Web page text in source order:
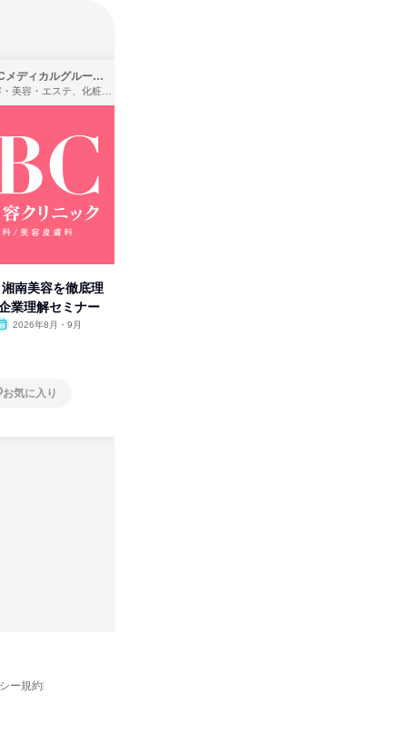
SBCメディカルグループ株式会社
理容・美容・エステ、化粧品・理美容用品小売、医療・病院
湘南美容を徹底理
業理解セミナー
2026年8月・9月
お気に入り
ー規約